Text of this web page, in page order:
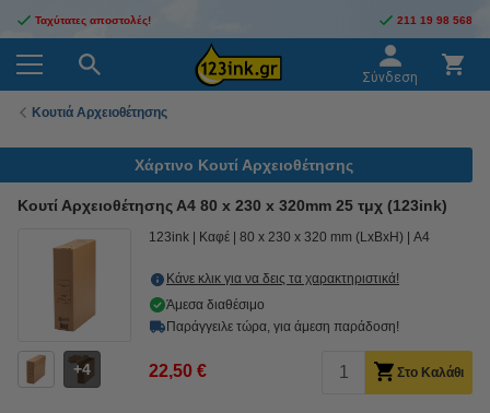
Ταχύτατες αποστολές! 211 19 98 568
Σύνδεση
Κουτιά Αρχειοθέτησης
Χάρτινο Κουτί Αρχειοθέτησης
Κουτί Αρχειοθέτησης Α4 80 x 230 x 320mm 25 τμχ (123ink)
4
123ink Καφέ 80 x 230 x 320 mm (LxBxH) A4
Κάνε κλικ για να δεις τα χαρακτηριστικά!
Άμεσα διαθέσιμο
Παράγγειλε τώρα, για άμεση παράδοση!
22,50 € Στο Καλάθι